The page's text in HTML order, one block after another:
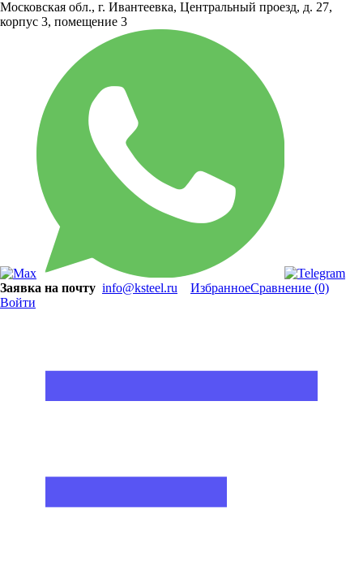
Московская обл., г. Ивантеевка, Центральный проезд, д. 27,
корпус 3, помещение 3
Заявка на почту info@ksteel.ru ИзбранноеСравнение (0)
Войти